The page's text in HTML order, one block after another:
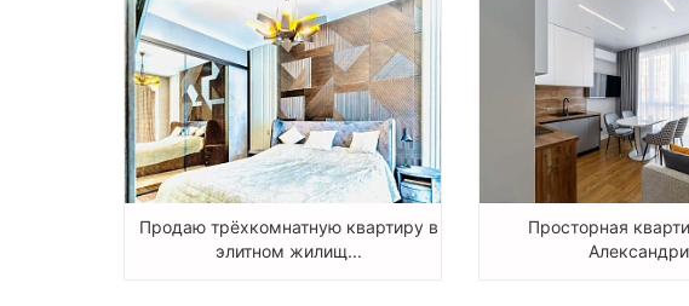
Продаю трёхкомнатную квартиру в
элитном жилищ...
Просторная